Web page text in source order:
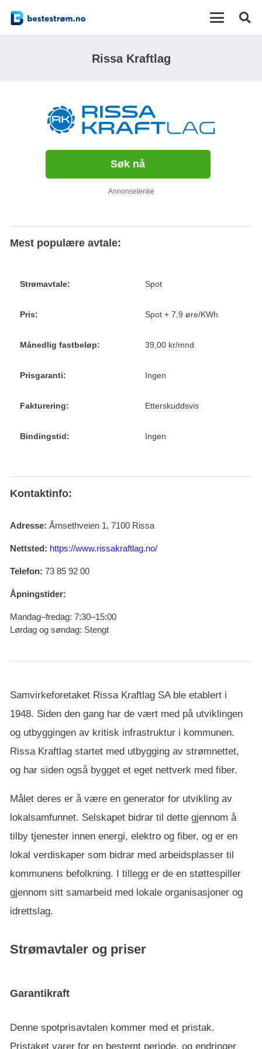
Rissa Kraftlag
Søk nå
Annonselenke
Mest populære avtale:
Strømavtale: Spot
Pris: Spot + 7,9 øre/KWh
Månedlig fastbeløp: 39,00 kr/mnd
Prisgaranti: Ingen
Fakturering: Etterskuddsvis
Bindingstid: Ingen
Kontaktinfo:
Adresse: Årnsethveien 1, 7100 Rissa
Nettsted: https://www.rissakraftlag.no/
Telefon: 73 85 92 00
Åpningstider:
Mandag–fredag: 7:30–15:00
Lørdag og søndag: Stengt
Samvirkeforetaket Rissa Kraftlag SA ble etablert i
1948. Siden den gang har de vært med på utviklingen
og utbyggingen av kritisk infrastruktur i kommunen.
Rissa Kraftlag startet med utbygging av strømnettet,
og har siden også bygget et eget nettverk med fiber.
Målet deres er å være en generator for utvikling av
lokalsamfunnet. Selskapet bidrar til dette gjennom å
tilby tjenester innen energi, elektro og fiber, og er en
lokal verdiskaper som bidrar med arbeidsplasser til
kommunens befolkning. I tillegg er de en støttespiller
gjennom sitt samarbeid med lokale organisasjoner og
idrettslag.
Strømavtaler og priser
Garantikraft
Denne spotprisavtalen kommer med et pristak.
Pristaket varer for en bestemt periode, og endringer